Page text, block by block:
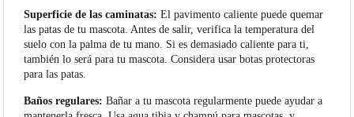
Superficie de las caminatas: El pavimento caliente puede quemar
las patas de tu mascota. Antes de salir, verifica la temperatura del
suelo con la palma de tu mano. Si es demasiado caliente para ti,
también lo será para tu mascota. Considera usar botas protectoras
para las patas.
Baños regulares: Bañar a tu mascota regularmente puede ayudar a